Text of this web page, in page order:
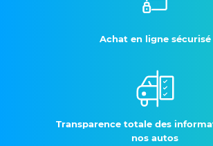
Achat en ligne sécurisé
Transparence totale des
nos autos